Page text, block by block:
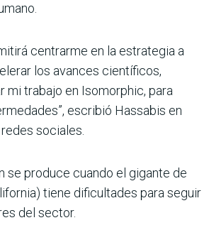
centrarme en la estrategia a
los avances científicos,
mi trabajo en Isomorphic, para
escribió Hassabis en
sociales.
se produce cuando el gigante de
tiene dificultades para seguir
del sector.